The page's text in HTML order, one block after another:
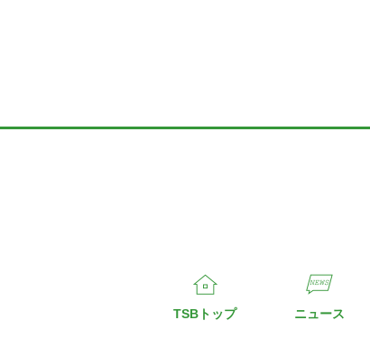
TSBトップ ニュース